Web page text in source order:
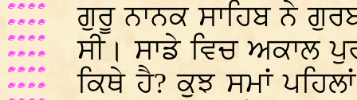
ਗੁਰੂ ਨਾਨਕ ਸਾਹਿਬ ਨੇ
ਸੀ। ਸਾਡੇ ਵਿਚ ਅਕਾਲ
ਕਿਥੇ ਹੈ? ਕੁਝ ਸਮਾਂ